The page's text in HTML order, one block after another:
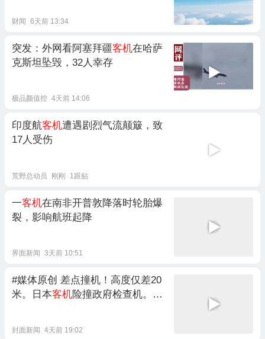
财闻 6天前 13:34
突发：外网看阿塞拜疆客机在哈萨
克斯坦坠毁，32人幸存
极品颜值控 4天前 14:06
印度航客机遭遇剧烈气流颠簸，致
17人受伤
荒野总动员 刚刚 1跟贴
一客机在南非开普敦降落时轮胎爆
裂，影响航班起降
界面新闻 3天前 10:51
#媒体原创 差点撞机！高度仅差20
米。日本客机险撞政府检查机。
客
封面新闻 4天前 19:02